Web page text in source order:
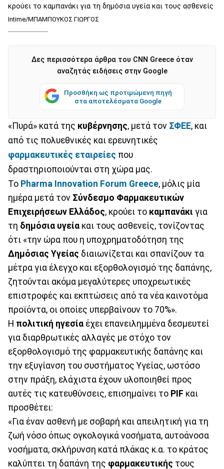
κρούει το καμπανάκι για τη δημόσια υγεία και τους ασθενείς
Intime/ΜΠΑΜΠΟΥΚΟΣ ΓΙΩΡΓΟΣ
Δες περισσότερα άρθρα του CNN Greece όταν
αναζητάς ειδήσεις στην Google
Προσθήκη ως προτιμώμενη πηγή
στα αποτελέσματα Google
«Πυρά» κατά της κυβέρνησης, μετά τον ΣΦΕΕ, και
από τις πολυεθνικές και ερευνητικές
φαρμακευτικές εταιρείες που
δραστηριοποιούνται στη χώρα μας.
Το Pharma Innovation Forum Greece, μόλις μία
ημέρα μετά τον Σύνδεσμο Φαρμακευτικών
Επιχειρήσεων Ελλάδος, κρούει το καμπανάκι για
τη δημόσια υγεία και τους ασθενείς, τονίζοντας
ότι «την ώρα που η υποχρηματοδότηση της
Δημόσιας Υγείας διαιωνίζεται και σπανίζουν τα
μέτρα για έλεγχο και εξορθολογισμό της δαπάνης,
ζητούνται ακόμα μεγαλύτερες υποχρεωτικές
επιστροφές και εκπτώσεις από τα νέα καινοτόμα
προϊόντα, οι οποίες υπερβαίνουν το 70%».
Η πολιτική ηγεσία έχει επανειλημμένα δεσμευτεί
για διαρθρωτικές αλλαγές με στόχο τον
εξορθολογισμό της φαρμακευτικής δαπάνης και
την εξυγίανση του συστήματος Υγείας, ωστόσο
στην πράξη, ελάχιστα έχουν υλοποιηθεί προς
αυτές τις κατευθύνσεις, επισημαίνει το PIF και
προσθέτει:
«Για έναν ασθενή με σοβαρή και απειλητική για τη
ζωή νόσο όπως ογκολογικά νοσήματα, αυτοάνοσα
νοσήματα, σκλήρυνση κατά πλάκας κ.α. το κράτος
καλύπτει τη δαπάνη της φαρμακευτικής τους